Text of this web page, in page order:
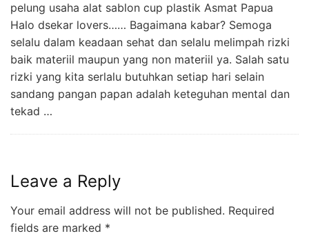
pelung usaha alat sablon cup plastik Asmat Papua
Halo dsekar lovers…… Bagaimana kabar? Semoga
selalu dalam keadaan sehat dan selalu melimpah rizki
baik materiil maupun yang non materiil ya. Salah satu
rizki yang kita serlalu butuhkan setiap hari selain
sandang pangan papan adalah keteguhan mental dan
tekad …
Leave a Reply
Your email address will not be published. Required
fields are marked *